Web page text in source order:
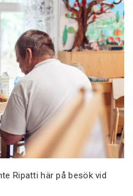
Ripatti här på besök vid